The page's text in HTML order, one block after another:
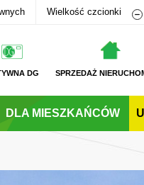
Wielkość czcionki
DG SPRZEDAŻ
DLA MIESZKAŃCÓW